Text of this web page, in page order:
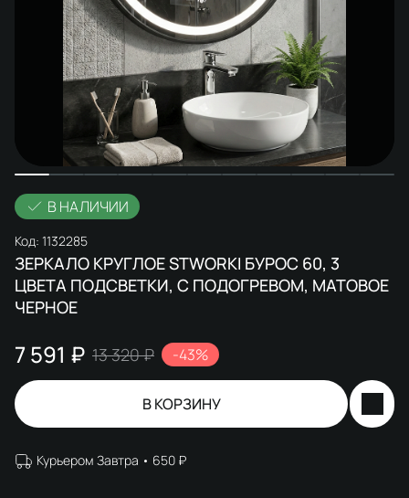
В НАЛИЧИИ
Код: 1132285
ЗЕРКАЛО КРУГЛОЕ STWORKI БУРОС 60, 3
ЦВЕТА ПОДСВЕТКИ, С ПОДОГРЕВОМ, МАТОВОЕ
ЧЕРНОЕ
7 591 ₽ 13 320 ₽ -43%
В КОРЗИНУ
Курьером Завтра 650 ₽